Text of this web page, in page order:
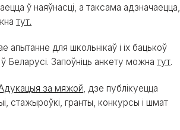
ў наяўнасці, а таксама адзначаецца,
тут.
апытанне для школьнікаў і іх бацькоў
Беларусі. Запоўніць анкету можнатут.
за мяжой , дзе публікуецца
стажыроўкі, гранты, конкурсы і шмат